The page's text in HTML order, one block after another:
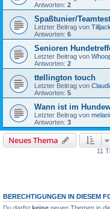
Antworten: 2
Spaßtunier/Teamtest
Letzter Beitrag von
Antworten: 6
Senioren
Letzter Beitrag von
Antworten: 2
ttellington touch
Letzter Beitrag von
Antworten: 5
Wann ist im
Letzter Beitrag von
Antworten: 3
Neues Thema
11
BERECHTIGUNGEN IN DIESEM